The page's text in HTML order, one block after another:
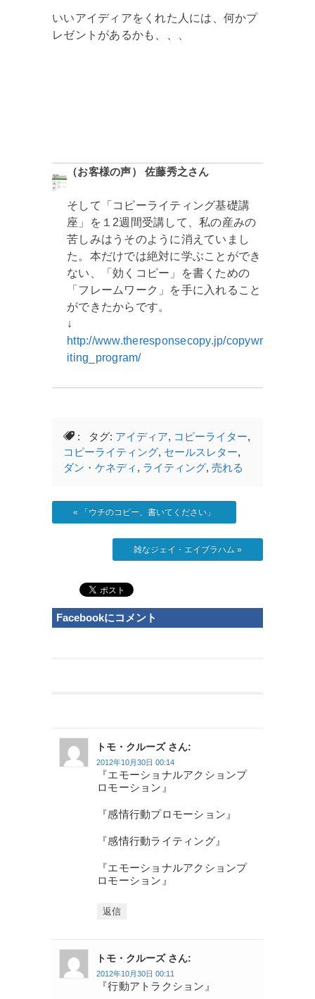
いいアイディアをくれた人には、何かプ
レゼントがあるかも、、、
（お客様の声） 佐藤秀之さん
そして「コピーライティング基礎講
座」を１2週間受講して、私の産みの
苦しみはうそのように消えていまし
た。本だけでは絶対に学ぶことができ
ない、「効くコピー」を書くための
「フレームワーク」を手に入れること
ができたからです。
↓
http://www.theresponsecopy.jp/copywr
iting_program/
: タグ: アイディア, コピーライター,
コピーライティング, セールスレター,
ダン・ケネディ , ライティング, 売れる
« 「ウチのコピー、書いてください」
雑なジェイ・エイブラハム »
Facebookにコメント
トモ・クルーズ さん:
2012年10月30日 00:14
『エモーショナルアクションプ
ロモーション』
『感情行動プロモーション』
『感情行動ライティング』
『エモーショナルアクションプ
ロモーション』
返信
トモ・クルーズ さん:
2012年10月30日 00:11
『行動アトラクション』